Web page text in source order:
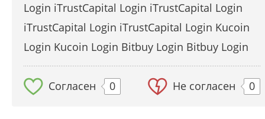
Login iTrustCapital Login iTrustCapital Login
iTrustCapital Login iTrustCapital Login Kucoin
Login Kucoin Login Bitbuy Login Bitbuy Login
Согласен 0 Не согласен 0